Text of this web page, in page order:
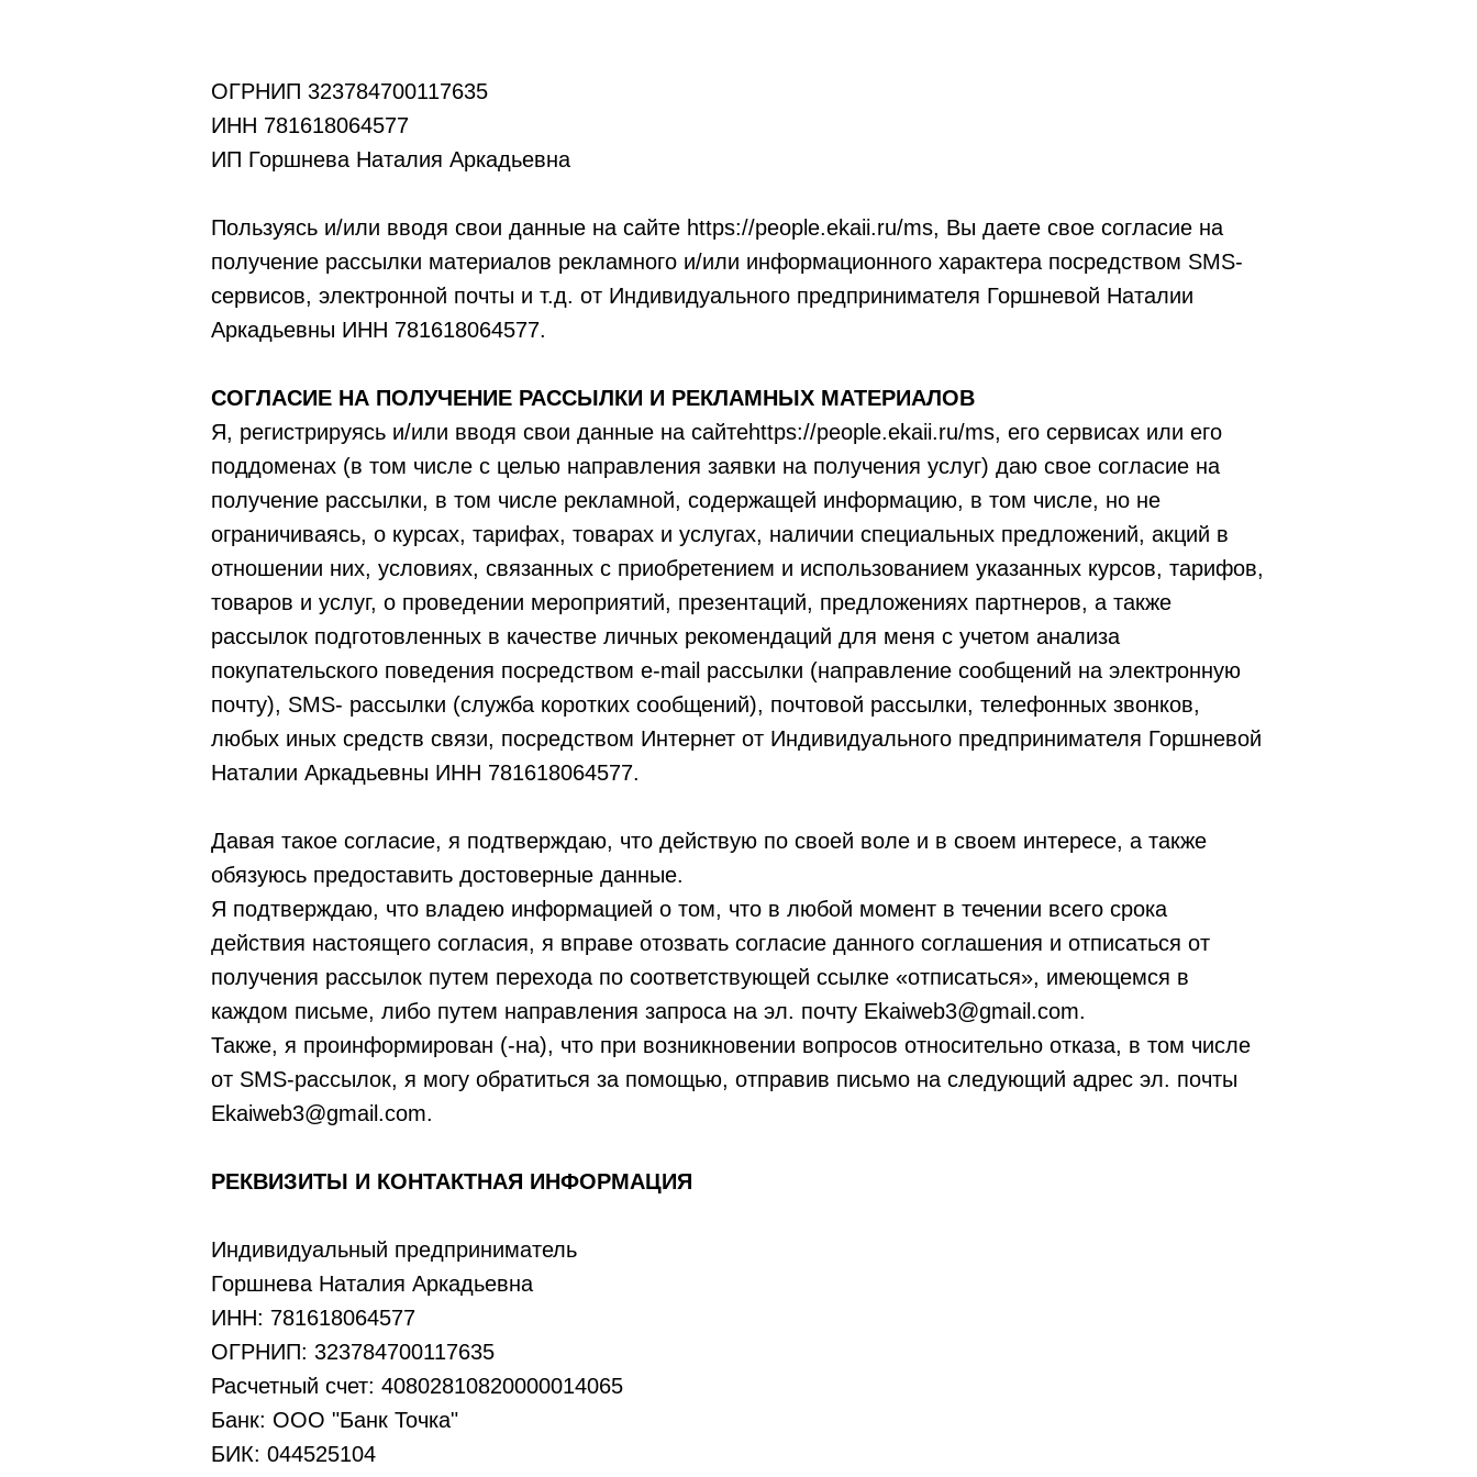
ОГРНИП 323784700117635
ИНН 781618064577
ИП Горшнева Наталия Аркадьевна
Пользуясь и/или вводя свои данные на сайте https://people.ekaii.ru/ms, Вы даете свое согласие на
получение рассылки материалов рекламного и/или информационного характера посредством SMS-
сервисов, электронной почты и т.д. от Индивидуального предпринимателя Горшневой Наталии
Аркадьевны ИНН 781618064577.
СОГЛАСИЕ НА ПОЛУЧЕНИЕ РАССЫЛКИ И РЕКЛАМНЫХ МАТЕРИАЛОВ
Я, регистрируясь и/или вводя свои данные на сайтеhttps://people.ekaii.ru/ms, его сервисах или его
поддоменах (в том числе с целью направления заявки на получения услуг) даю свое согласие на
получение рассылки, в том числе рекламной, содержащей информацию, в том числе, но не
ограничиваясь, о курсах, тарифах, товарах и услугах, наличии специальных предложений, акций в
отношении них, условиях, связанных с приобретением и использованием указанных курсов, тарифов,
товаров и услуг, о проведении мероприятий, презентаций, предложениях партнеров, а также
рассылок подготовленных в качестве личных рекомендаций для меня с учетом анализа
покупательского поведения посредством e-mail рассылки (направление сообщений на электронную
почту), SMS- рассылки (служба коротких сообщений), почтовой рассылки, телефонных звонков,
любых иных средств связи, посредством Интернет от Индивидуального предпринимателя Горшневой
Наталии Аркадьевны ИНН 781618064577.
Давая такое согласие, я подтверждаю, что действую по своей воле и в своем интересе, а также
обязуюсь предоставить достоверные данные.
Я подтверждаю, что владею информацией о том, что в любой момент в течении всего срока
действия настоящего согласия, я вправе отозвать согласие данного соглашения и отписаться от
получения рассылок путем перехода по соответствующей ссылке «отписаться», имеющемся в
каждом письме, либо путем направления запроса на эл. почту Ekaiweb3@gmail.com.
Также, я проинформирован (-на), что при возникновении вопросов относительно отказа, в том числе
от SMS-рассылок, я могу обратиться за помощью, отправив письмо на следующий адрес эл. почты
Ekaiweb3@gmail.com.
РЕКВИЗИТЫ И КОНТАКТНАЯ ИНФОРМАЦИЯ
Индивидуальный предприниматель
Горшнева Наталия Аркадьевна
ИНН: 781618064577
ОГРНИП: 323784700117635
Расчетный счет: 40802810820000014065
Банк: ООО "Банк Точка"
БИК: 044525104